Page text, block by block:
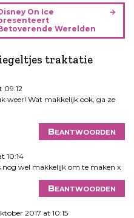
On Ice
Werelden
traktatie
09:12
weer! Wat makkelijk ook, ga ze
Beantwoorden
10:14
nog wel makkelijk om te maken x
Beantwoorden
2017 at 10:15